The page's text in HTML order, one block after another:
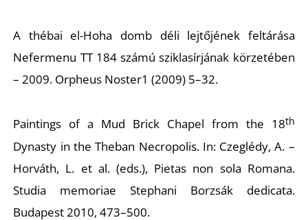
A thébai el-Hoha domb déli lejtőjének feltárása
Nefermenu TT 184 számú sziklasírjának körzetében
– 2009. Orpheus Noster1 (2009) 5–32.
Paintings of a Mud Brick Chapel from the 18th
Dynasty in the Theban Necropolis. In: Czeglédy, A. –
Horváth, L. et al. (eds.), Pietas non sola Romana.
Studia memoriae Stephani Borzsák dedicata.
Budapest 2010, 473–500.